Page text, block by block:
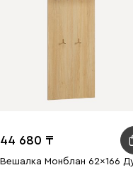
44 680
Вешалка Монблан 62x166